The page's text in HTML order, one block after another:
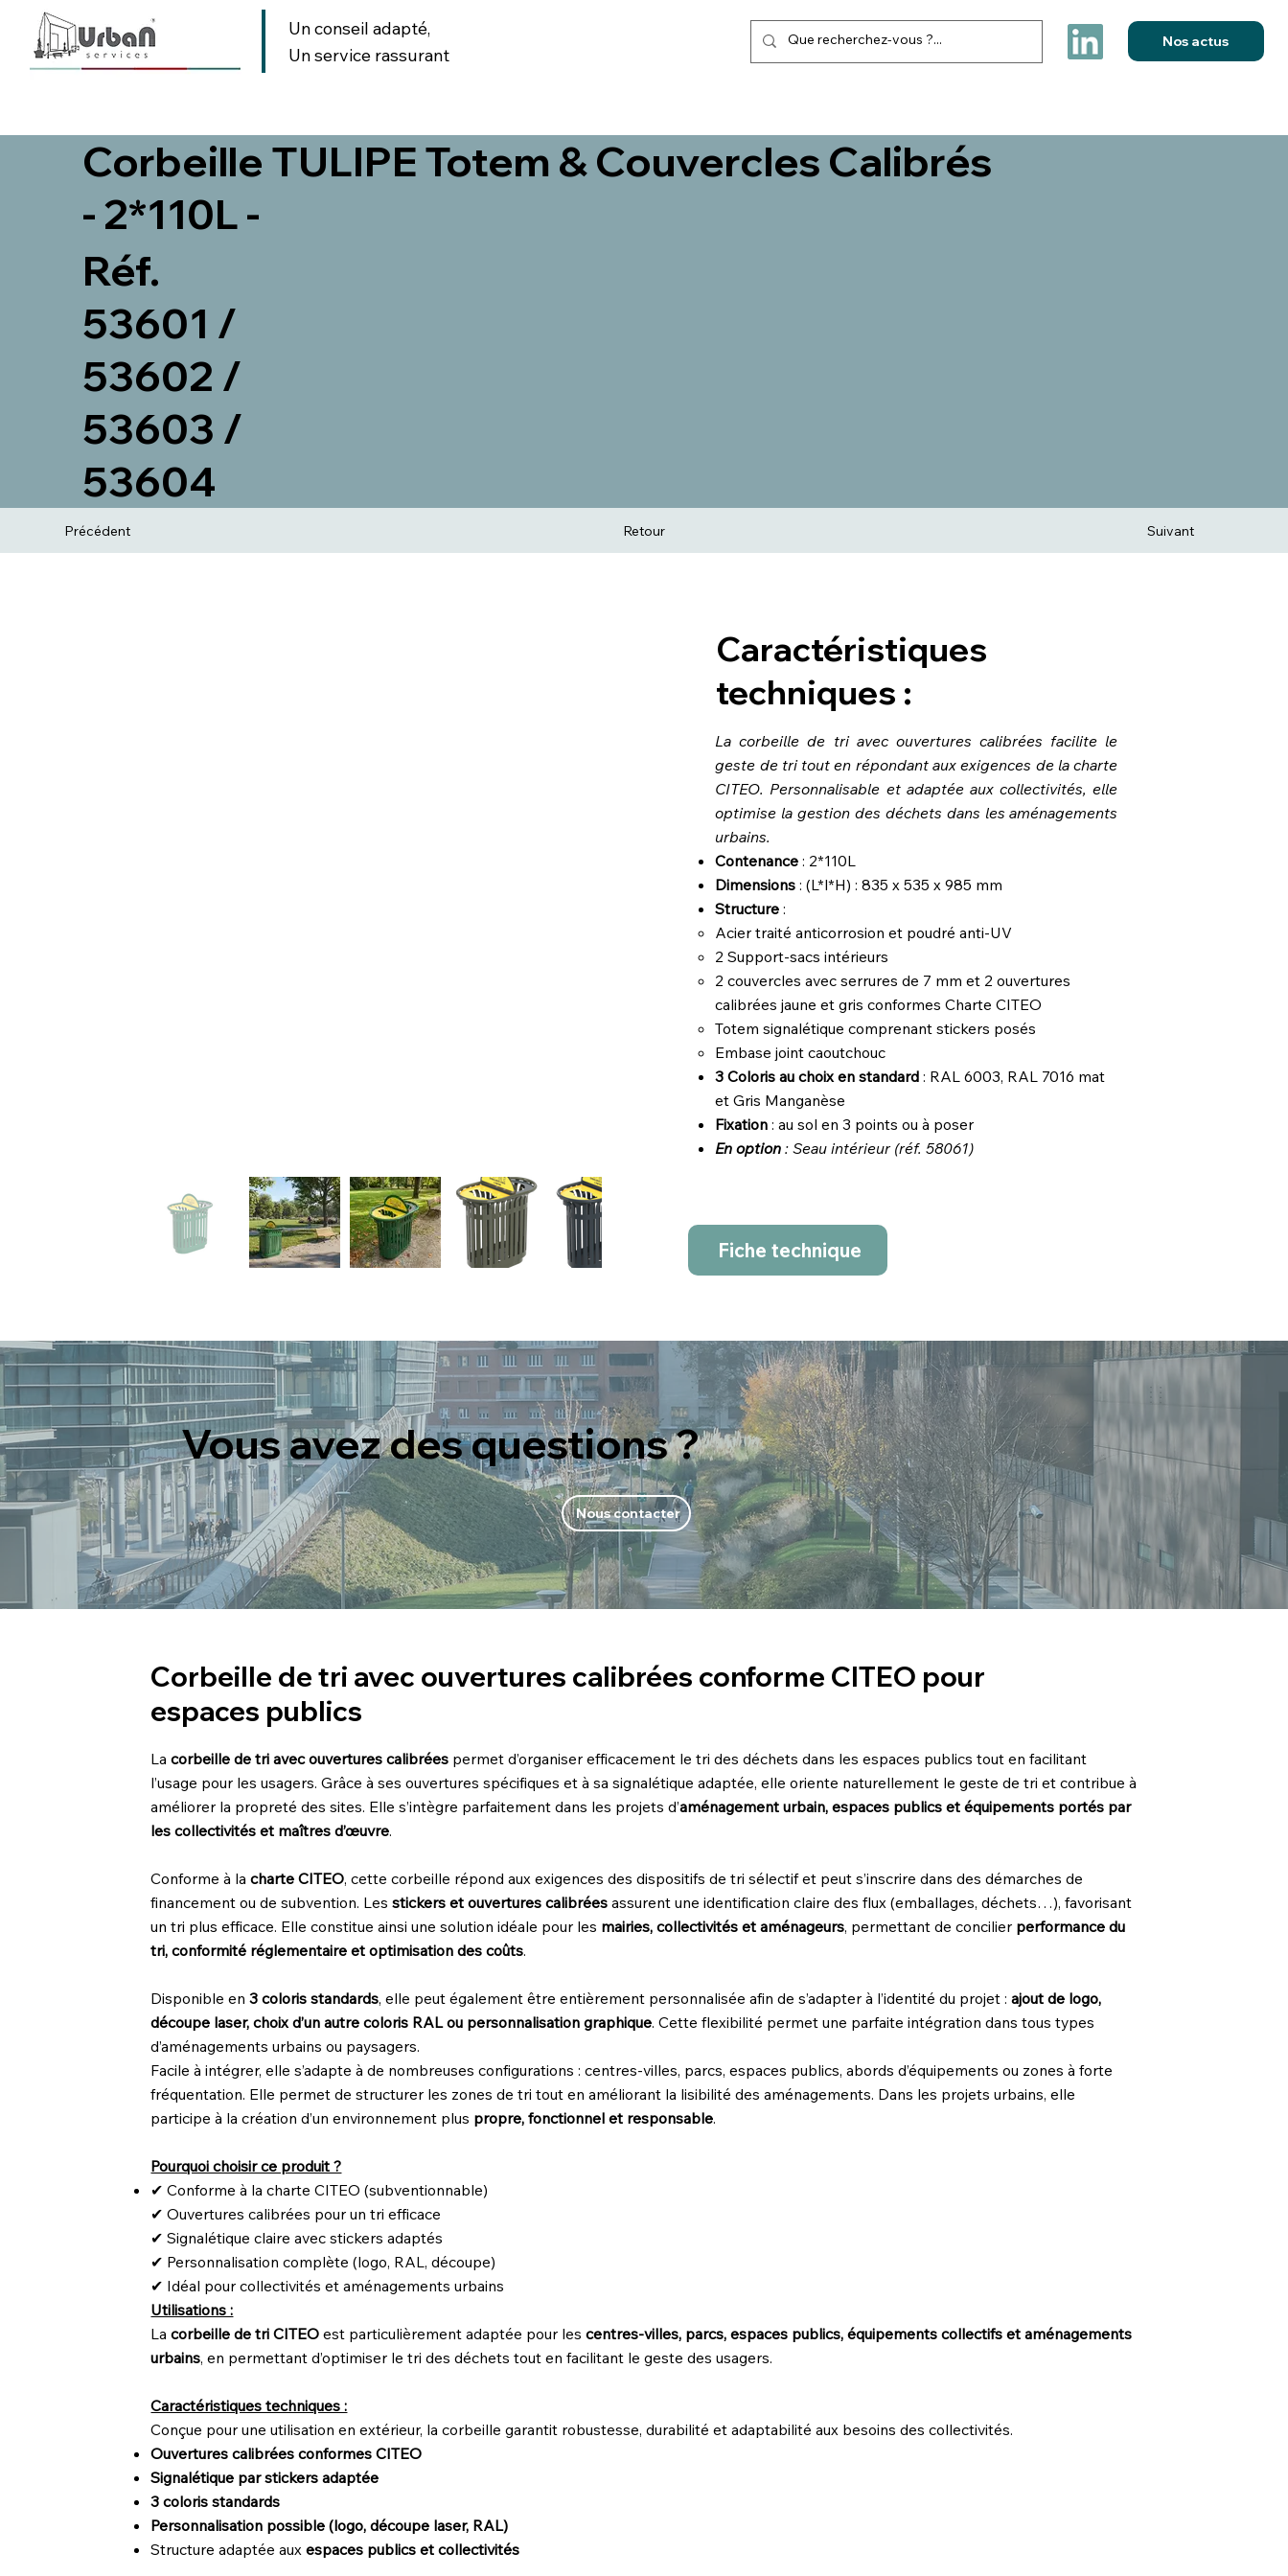
Un conseil adapté,
Un service rassurant
Nos actus
Corbeille TULIPE Totem & Couvercles Calibrés
- 2*110L -
Réf.
53601 /
53602 /
53603 /
53604
Précédent Retour Suivant
Caractéristiques
techniques :
La corbeille de tri avec ouvertures calibrées facilite le
geste de tri tout en répondant aux exigences de la charte
CITEO. Personnalisable et adaptée aux collectivités, elle
optimise la gestion des déchets dans les aménagements
urbains.
Contenance : 2*110L
Dimensions: (L*l*H) : 835 x 535 x 985 mm
Structure :
Acier traité anticorrosion et poudré anti-UV
2 Support-sacs intérieurs
2 couvercles avec serrures de 7 mm et 2 ouvertures
calibrées jaune et gris conformes Charte CITEO
Totem signalétique comprenant stickers posés
Embase joint caoutchouc
3 Coloris au choix en standard: RAL 6003, RAL 7016 mat
et Gris Manganèse
Fixation : au sol en 3 points ou à poser
En option : Seau intérieur (réf. 58061)
Fiche technique
Vous avez des questions ?
Nous contacter
Corbeille de tri avec ouvertures calibrées conforme CITEO pour
espaces publics
Lacorbeille de tri avec ouvertures calibrées permet d’organiser efficacement le tri des déchets dans les espaces publics tout en facilitant
l’usage pour les usagers. Grâce à ses ouvertures spécifiques et à sa signalétique adaptée, elle oriente naturellement le geste de tri et contribue à
améliorer la propreté des sites. Elle s’intègre parfaitement dans les projets d’aménagement urbain, espaces publics et équipements portés par
les collectivités et maîtres d’œuvre.
Conforme à lacharte CITEO, cette corbeille répond aux exigences des dispositifs de tri sélectif et peut s’inscrire dans des démarches de
financement ou de subvention. Lesstickers et ouvertures calibrées assurent une identification claire des flux (emballages, déchets…), favorisant
un tri plus efficace. Elle constitue ainsi une solution idéale pour les mairies, collectivités et aménageurs, permettant de concilier performance du
tri, conformité réglementaire et optimisation des coûts.
Disponible en3 coloris standards, elle peut également être entièrement personnalisée afin de s’adapter à l’identité du projet :ajout de logo,
découpe laser, choix d’un autre coloris RAL ou personnalisation graphique. Cette flexibilité permet une parfaite intégration dans tous types
d’aménagements urbains ou paysagers.
Facile à intégrer, elle s’adapte à de nombreuses configurations : centres-villes, parcs, espaces publics, abords d’équipements ou zones à forte
fréquentation. Elle permet de structurer les zones de tri tout en améliorant la lisibilité des aménagements. Dans les projets urbains, elle
participe à la création d’un environnement plus propre, fonctionnel et responsable.
Pourquoi choisir ce produit ?
✔ Conforme à la charte CITEO (subventionnable)
✔ Ouvertures calibrées pour un tri efficace
✔ Signalétique claire avec stickers adaptés
✔ Personnalisation complète (logo, RAL, découpe)
✔ Idéal pour collectivités et aménagements urbains
Utilisations :
Lacorbeille de tri CITEO est particulièrement adaptée pour lescentres-villes, parcs, espaces publics, équipements collectifs et aménagements
urbains, en permettant d’optimiser le tri des déchets tout en facilitant le geste des usagers.
Caractéristiques techniques :
Conçue pour une utilisation en extérieur, la corbeille garantit robustesse, durabilité et adaptabilité aux besoins des collectivités.
Ouvertures calibrées conformes CITEO
Signalétique par stickers adaptée
3 coloris standards
Personnalisation possible (logo, découpe laser, RAL)
Structure adaptée auxespaces publics et collectivités